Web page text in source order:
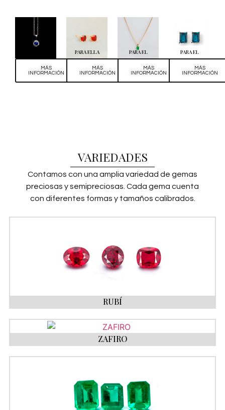
MÁS
INFORMACIÓN
PARA ELLA
MÁS
INFORMACIÓN
PARA EL
MÁS
INFORMACIÓN
PARA EL
MÁS
INFORMACIÓN
VARIEDADES
Contamos con una amplia variedad de gemas
preciosas y semipreciosas. Cada gema cuenta
con diferentes formas y tamaños calibrados.
RUBÍ
ZAFIRO